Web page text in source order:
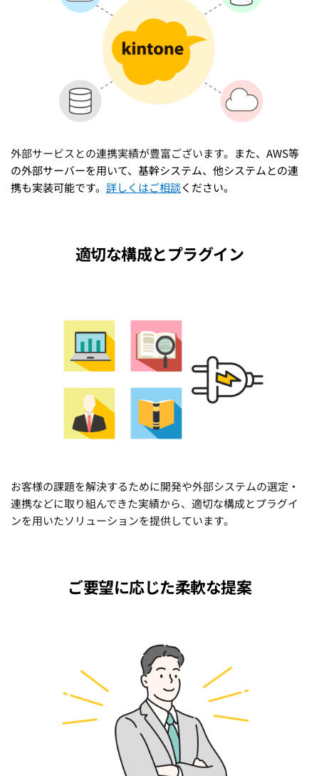
外部サービスとの連携実績が豊富ございます。 また、AWS等
の外部サーバーを用いて、基幹システム、他システムとの連
携も実装可能です。 詳しくはご相談ください。
適切な構成とプラグイン
お客様の課題を解決するために開発や外部システムの選定・
連携などに取り組んできた実績から、適切な構成とプラグイ
ンを用いたソリューションを提供しています。
ご要望に応じた柔軟な提案